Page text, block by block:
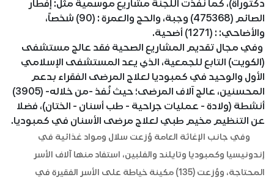
دكتوراة)، كما نفذت اللجنة مشاريع موسمية مثل: إفطار
الصائم (475368) وجبة، والحج والعمرة : (90) شخصاً،
والأضاحي: : (1271) أضحية.
وفي مجال تقديم المشاريع الصحية فقد عالج مستشفى
(الكويت) التابع للجمعية، الذي يعد المستشفى الإسلامي
الأول والوحيد في كمبوديا لعلاج المرضى الفقراء بدعم
المحسنين، عالج آلاف المرضى؛ حيث نُفذ -من خلاله- (3905)
أنشطة (ولادة - عمليات جراحية - طب أسنان - الختان)، فضلا
عن التنظيم مخيم طبي لعلاج مرضى الأسنان في كمبوديا.
وفي جانب الإغاثة العامة وُزعت سلال ومواد غذائية في
إندونيسيا وكمبوديا وتايلند والفلبين، استفاد منها آلاف الأسر
المحتاجة، ووُزعت (135) مكينة خياطة على الأسر الفقيرة في